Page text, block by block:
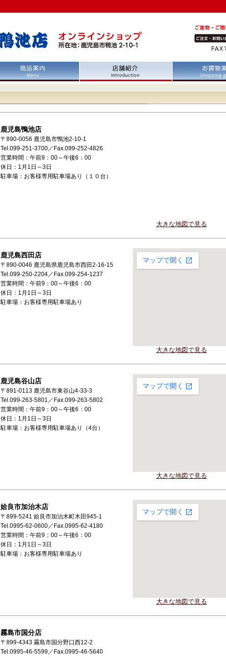
鹿児島鴨池店
〒890-0056 鹿児島市鴨池2-10-1
Tel.099-251-3700／Fax.099-252-4826
営業時間：午前9：00～午後6：00
休日：1月1日～3日
駐車場：お客様専用駐車場あり（１０台）
大きな地図で見る
鹿児島西田店
〒890-0046 鹿児島県鹿児島市西田2-16-15
Tel.099-250-2204／Fax.099-254-1237
営業時間：午前9：00～午後6：00
休日：1月1日～3日
駐車場：お客様専用駐車場あり
大きな地図で見る
鹿児島谷山店
〒891-0113 鹿児島市東谷山4-33-3
Tel.099-263-5801／Fax.099-263-5802
営業時間：午前9：00～午後6：00
休日：1月1日～3日
駐車場：お客様専用駐車場あり（4台）
大きな地図で見る
姶良市加治木店
〒899-5241 姶良市加治木町木田945-1
Tel.0995-62-0600／Fax.0995-62-4180
営業時間：午前9：00～午後6：00
休日：1月1日～3日
駐車場：お客様専用駐車場あり
大きな地図で見る
霧島市国分店
〒899-4343 霧島市国分野口西12-2
Tel.0995-46-5599／Fax.0995-46-5640